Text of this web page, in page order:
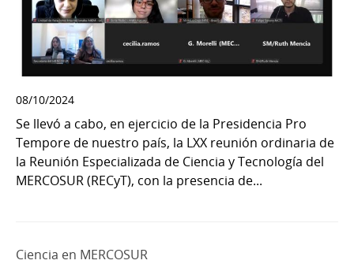
08/10/2024
Se llevó a cabo, en ejercicio de la Presidencia Pro
Tempore de nuestro país, la LXX reunión ordinaria de
la Reunión Especializada de Ciencia y Tecnología del
MERCOSUR (RECyT), con la presencia de...
Ciencia en MERCOSUR